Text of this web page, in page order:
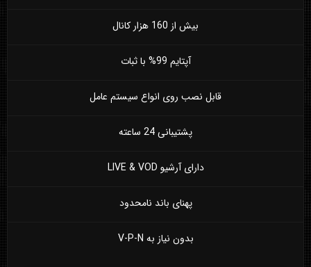
بیش از 160 هزار کانال
آپتایم 99% با ثبات
قابل نصب روی انواع سیستم عامل
پشتیبانی 24 ساعته
دارای آرشیو LIVE & VOD
پهنای باند نامحدود
بدون نیاز به V-P-N